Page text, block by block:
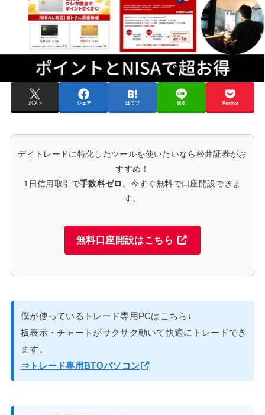
ポスト シェア はてブ 送る Pocket
デイトレードに特化したツールを使いたいなら松井証券がお
すすめ！
1日信用取引で手数料ゼロ 。今すぐ無料で口座開設できま
す。
無料口座開設はこちら
僕が使っているトレード専用PCはこちら↓
板表示・チャートがサクサク動いて快適にトレードでき
ます。
⇒トレード専用BTOパソコン